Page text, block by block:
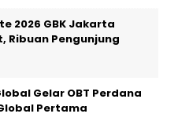
2026 GBK Jakarta
Ribuan Pengunjung
Gelar OBT Perdana
Pertama